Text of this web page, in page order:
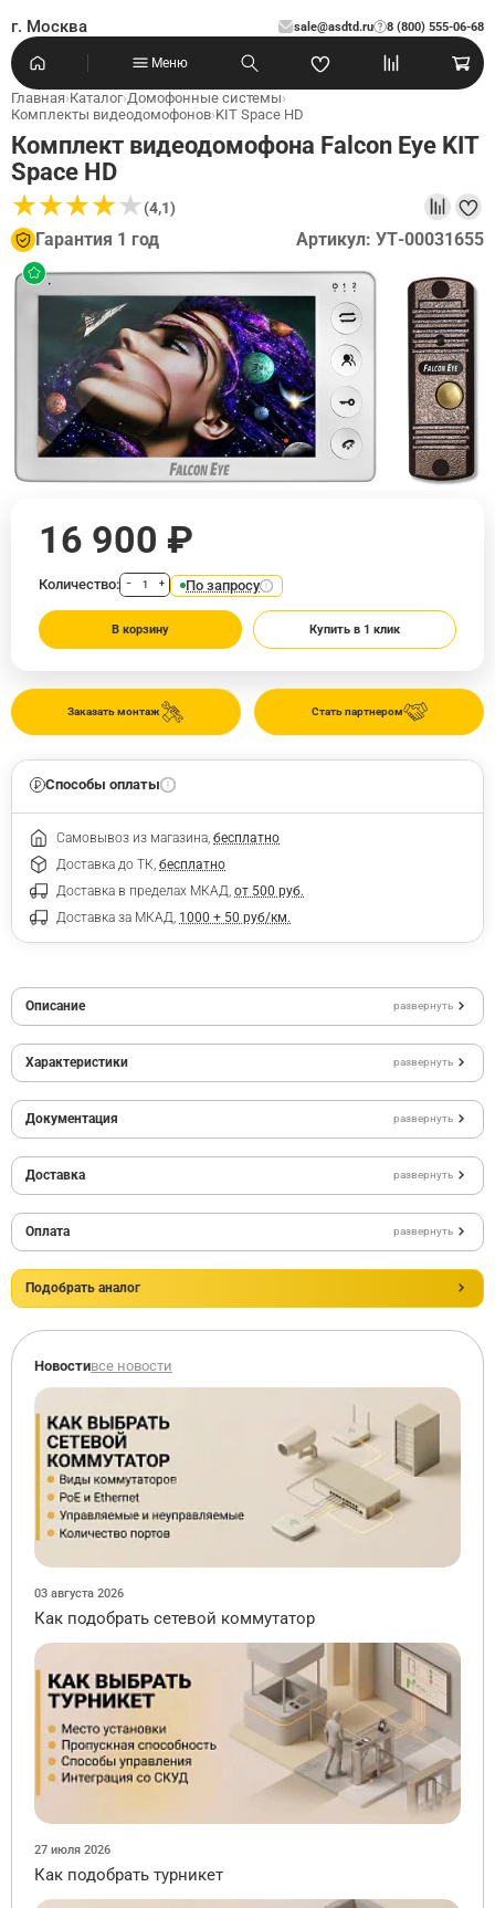
г. Москва sale@asdtd.ru 8 (800) 555-06-68
?
Меню
Главная›Каталог›Домофонные системы›
Комплекты видеодомофонов›KIT Space HD
Комплект видеодомофона Falcon Eye KIT
Space HD
★★★★★
★★★★★(4,1)
Гарантия 1 год Артикул: УТ-00031655
Стать партнером
Заказать монтаж
16 900 ₽
Количество: − + По запросу
В корзину Купить в 1 клик
Способы оплаты
Самовывоз из магазина, бесплатно
Доставка до ТК, бесплатно
Доставка в пределах МКАД, от 500 руб.
Доставка за МКАД, 1000 + 50 руб/км.
Описание развернуть
Характеристики развернуть
Документация развернуть
Доставка развернуть
Оплата развернуть
Подобрать аналог
Новостивсе новости
03 августа 2026
Как подобрать сетевой коммутатор
27 июля 2026
Как подобрать турникет